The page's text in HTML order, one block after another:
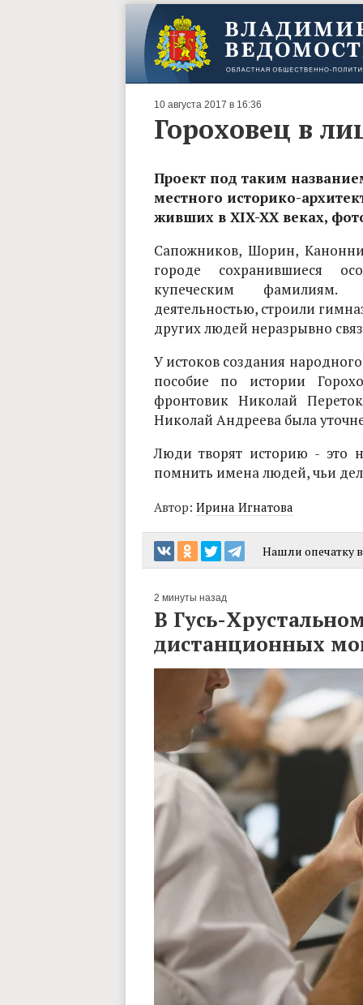
10 августа 2017 в 16:36
Гороховец в
Проект под таким
местного историко-
живших в XIX-XX веках,
Сапожников, Шорин,
городе сохранившиеся
купеческим фамилиям.
деятельностью, строили
других людей неразрывно
У истоков создания
пособие по истории
фронтовик Николай
Николай Андреева была
Люди творят историю - это
помнить имена людей, чьи
Автор: Ирина Игнатова
Нашли опечатку
2 минуты назад
В Гусь-
дистанционных